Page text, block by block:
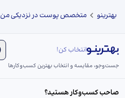
بهترینو متخصص پوست در نزدیکی من
انتخاب کن!
جست‌و‌جو، مقایسه و انتخاب بهترین کسب‌وکارها
صاحب کسب‌وکار هستید؟